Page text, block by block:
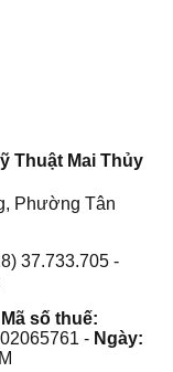
Thuật Mai Thủy
Phường Tân
37.733.705 -
Mã số thuế:
- Ngày: